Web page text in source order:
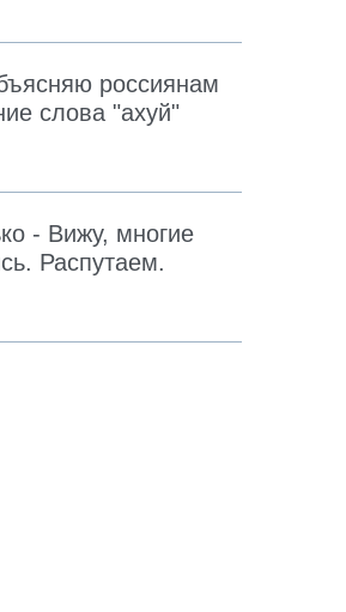
россиянам
слова "ахуй"
- Вижу, многие
Распутаем.